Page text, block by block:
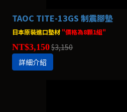
TAOC TITE-13GS 制震腳墊
日本原裝進口墊材 "價格為8顆1組"
NT$3,150$3,150
詳細介紹